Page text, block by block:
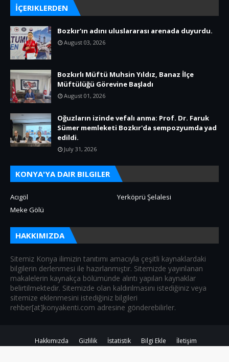
İÇERIKLERDEN
Bozkır'ın adını uluslararası arenada duyurdu.
August 03, 2026
Bozkırlı Müftü Muhsin Yıldız, Banaz İlçe
Müftülüğü Görevine Başladı
August 01, 2026
Oğuzların izinde vefalı anma: Prof. Dr. Faruk
Sümer memleketi Bozkır'da sempozyumda yad
edildi.
July 31, 2026
KONYA'YA DAIR BILGILER
Acıgöl
Yerköprü Şelalesi
Meke Gölü
HAKKIMIZDA
Sitemiz Konya ilimizin tanıtımı amacıyla çeşitli kaynaklardaki
bilgilerin derlenmesi ile hazırlanmıştır. Sitemizde yayınlanan
makalelerin kaynakça bölümünde alıntı yapılan kaynaklar
belirtilmektedir. Sitemizde olan kaldırılmasını istediğiniz veya
sitemize eklenmesini istediğiniz bilgileri
rehber[at]konyakenti.com adresine gönderebilirler.
Hakkımızda Gizlilik İstatistik Bilgi Ekle
İletişim